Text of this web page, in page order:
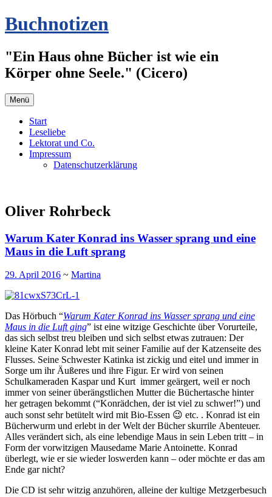
Zum
Inhalt
Buchnotizen
"Ein Haus ohne Bücher ist wie ein
Körper ohne Seele." (Cicero)
Menü
Start
Leseliebe
Lektorat und Co.
Impressum
Datenschutzerklärung
Oliver Rohrbeck
Warum Kater Konrad ins Wasser sprang und eine
Maus in die Luft sprang
29. April 2016 ~ Martina
Das Hörbuch “Warum Kater Konrad ins Wasser sprang und eine
Maus in die Luft ging” ist eine witzige Geschichte über Vorurteile,
das sich selbst treu bleiben und sich selbst etwas zutrauen: Der
kleine Kater Konrad lebt mit seiner Familie auf der Katzenseite des
Flusses. Seine Schwester Katinka ist zickig und eitel und immer in
Sorge um ihr Äußeres und ihre Figur. Er wird von seinen
Schulkameraden Kaspar und Kurt immer geärgert, weil er noch
immer von seiner überängstlichen Mutter die Büchertasche hinter
her getragen bekommt (“Konrädchen, der ist viel zu schwer!”) und
auch sonst sehr betütelt wird mit Bio-Essen 😉 etc. . Konrad ist ein
Bücherwurm und erlebt in der Welt der Bücher skurrile Abenteuer.
Alles verändert sich, als eine lebendige Maus in sein Leben tritt – in
Form der vorwitzigen Mausedame Marie Antoinette. Konrad
überlegt, wie er sie wieder loswerden kann – oder möchte er das am
Ende gar nicht?
Die CD ist sehr witzig anzuhören, alleine der kultige Metzgerbesuch